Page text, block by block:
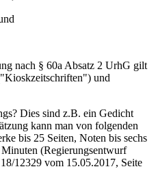
nach § 60a Absatz 2 UrhG gilt
und
Dies sind z.B. ein Gedicht
kann man von folgenden
bis 25 Seiten, Noten bis sechs
(Regierungsentwurf
12329 vom 15.05.2017, Seite